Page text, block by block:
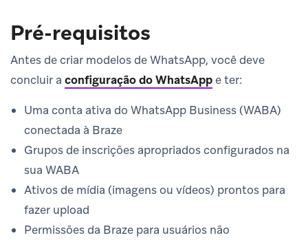
Pré-requisitos
Antes de criar modelos de WhatsApp, você deve
concluir a configuração do WhatsAppe ter:
Uma conta ativa do WhatsApp Business (WABA)
conectada à Braze
Grupos de inscrições apropriados configurados na
sua WABA
Ativos de mídia (imagens ou vídeos) prontos para
fazer upload
Permissões da Braze para usuários não